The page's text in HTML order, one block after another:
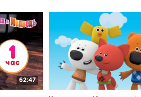
62:47